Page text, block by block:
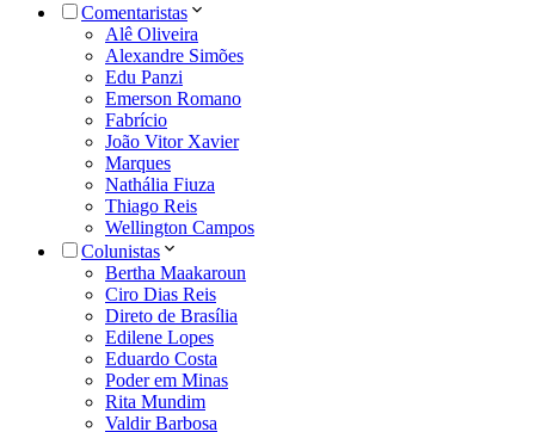
Comentaristas
Alê Oliveira
Alexandre Simões
Edu Panzi
Emerson Romano
Fabrício
João Vitor Xavier
Marques
Nathália Fiuza
Thiago Reis
Wellington Campos
Colunistas
Bertha Maakaroun
Ciro Dias Reis
Direto de Brasília
Edilene Lopes
Eduardo Costa
Poder em Minas
Rita Mundim
Valdir Barbosa